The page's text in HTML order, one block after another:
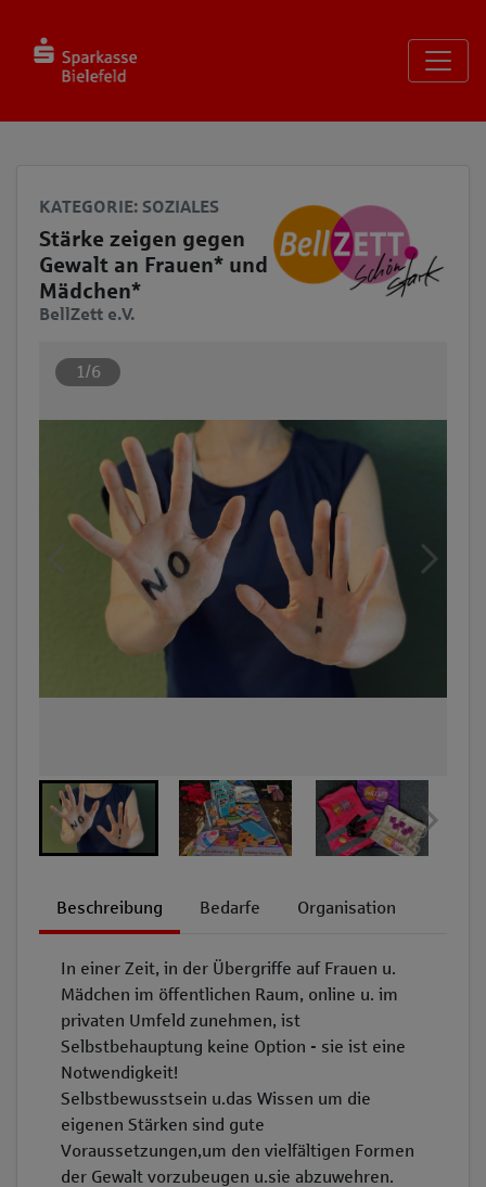
KATEGORIE: SOZIALES
Stärke zeigen gegen
Gewalt an Frauen* und
Mädchen*
BellZett e.V.
1/6
Beschreibung Bedarfe Organisation
In einer Zeit, in der Übergriffe auf Frauen u.
Mädchen im öffentlichen Raum, online u. im
privaten Umfeld zunehmen, ist
Selbstbehauptung keine Option - sie ist eine
Notwendigkeit!
Selbstbewusstsein u.das Wissen um die
eigenen Stärken sind gute
Voraussetzungen,um den vielfältigen Formen
der Gewalt vorzubeugen u.sie abzuwehren.